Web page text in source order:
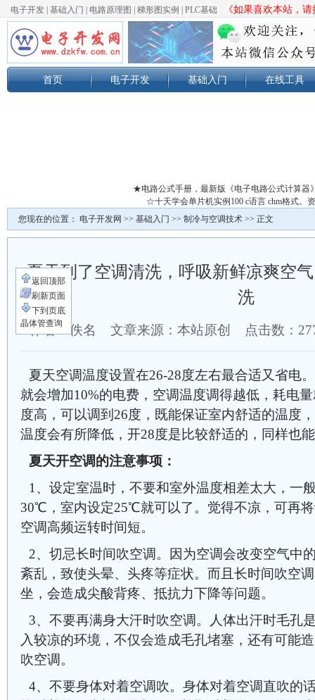
电子开发 基础入门 电路原理图 梯形图实例 PLC基础 《如果喜欢本站，
首页 电子开发 基础入门 在线工具
★电路公式手册，最新版《电子电路公式计算器
☆十天学会单片机实例100 c语言 chm格式。
您现在的位置： 电子开发网 >> 基础入门 >> 制冷与空调技术 >> 正文
夏天到了空调清洗，呼吸新鲜凉爽空
洗
作者：佚名 文章来源：本站原创 点击数：
夏天空调温度设置在26-28度左右最合适又省电
就会增加10%的电费，空调温度调得越低，耗电
度高，可以调到26度，既能保证室内舒适的温度
温度会有所降低，开28度是比较舒适的，同样也
夏天开空调的注意事项：
1、设定室温时，不要和室外温度相差太大，
30℃，室内设定25℃就可以了。觉得不凉，可再
空调高频运转时间短。
2、切忌长时间吹空调。因为空调会改变空气中
紊乱，致使头晕、头疼等症状。而且长时间吹空
坐，会造成尖酸背疼、抵抗力下降等问题。
3、不要再满身大汗时吹空调。人体出汗时毛孔
入较凉的环境，不仅会造成毛孔堵塞，还有可能
吹空调。
4、不要身体对着空调吹。身体对着空调直吹的
返回顶部
刷新页面
下到页底
晶体管查询